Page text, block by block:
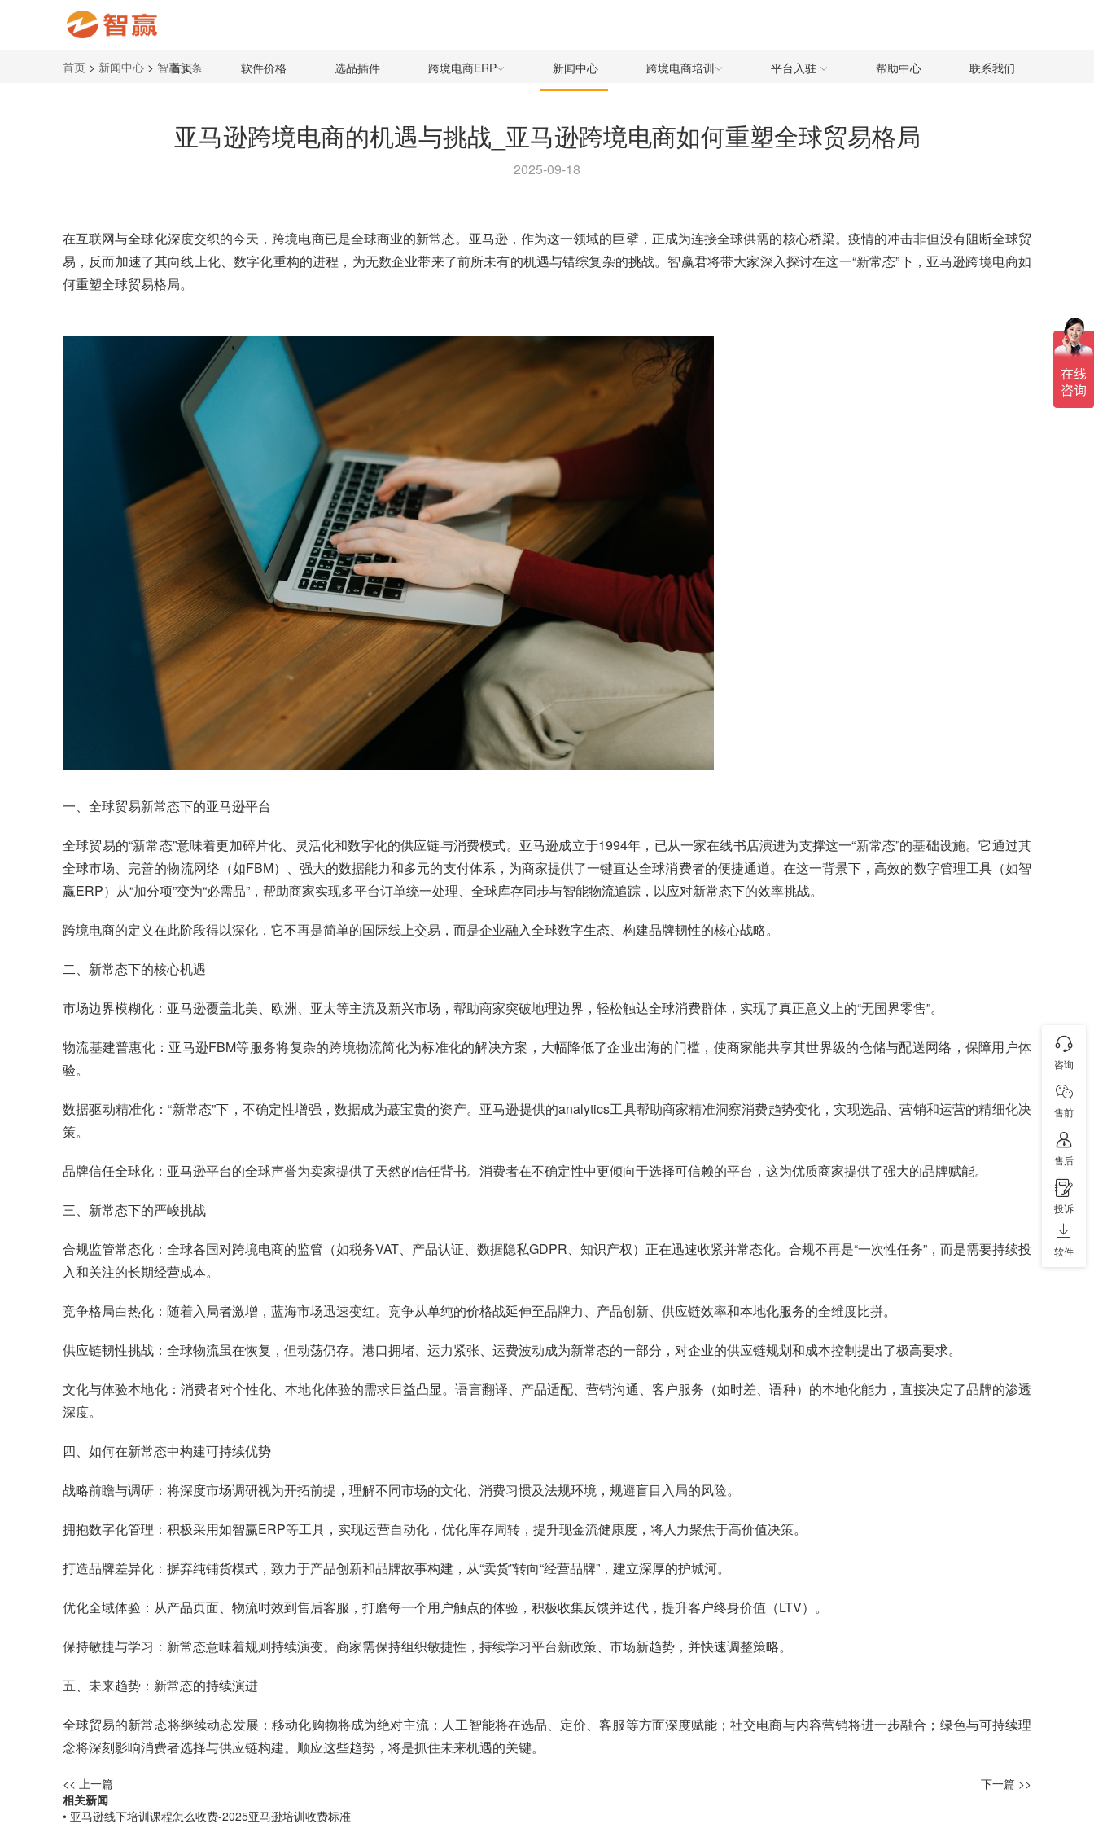
首页 软件价格 选品插件 跨境电商ERP 新闻中心 跨境电商培训 平台入驻 帮助中心 联系我们
首页 > 新闻中心 > 智赢头条
亚马逊跨境电商的机遇与挑战_亚马逊跨境电商如何重塑全球贸易格局
2025-09-18
在互联网与全球化深度交织的今天， 跨境电商已是全球商业的新常态。亚马逊，作为这一领域的巨擘，正成为连接全球供需的核心桥梁。疫情的冲击非但没有阻断全球贸
易，反而加速了其向线上化、数字化重构的进程，为无数企业带来了前所未有的机遇与错综复杂的挑战。智赢君将带大家深入探讨在这一“新常态”下，亚马逊跨境电商如
何重塑全球贸易格局。
一、全球贸易新常态下的亚马逊平台
全球贸易的“新常态”意味着更加碎片化、灵活化和数字化的供应链与消费模式。亚马逊成立于1994年，已从一家在线书店演进为支撑这一“新常态”的基础设施。它通过其
全球市场、完善的物流网络（如FBM）、强大的数据能力和多元的支付体系，为商家提供了一键直达全球消费者的便捷通道。在这一背景下，高效的数字管理工具（如智
赢ERP）从“加分项”变为“必需品”，帮助商家实现多平台订单统一处理、全球库存同步与智能物流追踪，以应对新常态下的效率挑战。
跨境电商的定义在此阶段得以深化，它不再是简单的国际线上交易，而是企业融入全球数字生态、构建品牌韧性的核心战略。
二、新常态下的核心机遇
市场边界模糊化：亚马逊覆盖北美、欧洲、亚太等主流及新兴市场，帮助商家突破地理边界，轻松触达全球消费群体，实现了真正意义上的“无国界零售”。
物流基建普惠化：亚马逊FBM等服务将复杂的跨境物流简化为标准化的解决方案，大幅降低了企业出海的门槛，使商家能共享其世界级的仓储与配送网络，保障用户体
验。
数据驱动精准化：“新常态”下，不确定性增强，数据成为蕞宝贵的资产。亚马逊提供的analytics工具帮助商家精准洞察消费趋势变化，实现选品、营销和运营的精细化决
策。
品牌信任全球化：亚马逊平台的全球声誉为卖家提供了天然的信任背书。消费者在不确定性中更倾向于选择可信赖的平台，这为优质商家提供了强大的品牌赋能。
三、新常态下的严峻挑战
合规监管常态化：全球各国对跨境电商的监管（如税务VAT、产品认证、数据隐私GDPR、知识产权）正在迅速收紧并常态化。合规不再是“一次性任务”，而是需要持续投
入和关注的长期经营成本。
竞争格局白热化：随着入局者激增，蓝海市场迅速变红。竞争从单纯的价格战延伸至品牌力、产品创新、供应链效率和本地化服务的全维度比拼。
供应链韧性挑战：全球物流虽在恢复，但动荡仍存。港口拥堵、运力紧张、运费波动成为新常态的一部分，对企业的供应链规划和成本控制提出了极高要求。
文化与体验本地化：消费者对个性化、本地化体验的需求日益凸显。语言翻译、产品适配、营销沟通、客户服务（如时差、语种）的本地化能力，直接决定了品牌的渗透
深度。
四、如何在新常态中构建可持续优势
战略前瞻与调研：将深度市场调研视为开拓前提，理解不同市场的文化、消费习惯及法规环境，规避盲目入局的风险。
拥抱数字化管理：积极采用如智赢ERP等工具，实现运营自动化，优化库存周转，提升现金流健康度，将人力聚焦于高价值决策。
打造品牌差异化：摒弃纯铺货模式，致力于产品创新和品牌故事构建，从“卖货”转向“经营品牌”，建立深厚的护城河。
优化全域体验：从产品页面、物流时效到售后客服，打磨每一个用户触点的体验，积极收集反馈并迭代，提升客户终身价值（LTV）。
保持敏捷与学习：新常态意味着规则持续演变。商家需保持组织敏捷性，持续学习平台新政策、市场新趋势，并快速调整策略。
五、未来趋势：新常态的持续演进
全球贸易的新常态将继续动态发展：移动化购物将成为绝对主流；人工智能将在选品、定价、客服等方面深度赋能；社交电商与内容营销将进一步融合；绿色与可持续理
念将深刻影响消费者选择与供应链构建。顺应这些趋势，将是抓住未来机遇的关键。
<< 上一篇
下一篇 >>
相关新闻
• 亚马逊线下培训课程怎么收费-2025亚马逊培训收费标准
咨询
售前
售后
投诉
软件